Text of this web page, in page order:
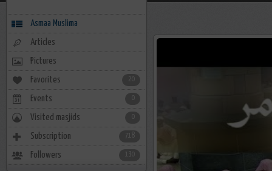
Asmaa Muslima
Articles
Pictures
Favorites 20
Events
Visited masjids
Subscription 718
Followers 130